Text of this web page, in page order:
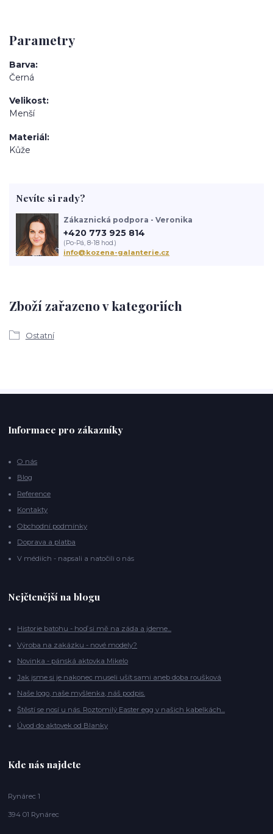
Parametry
Barva
Černá
Velikost
Menší
Materiál
Kůže
Zboží zařazeno v kategoriích
Ostatní
Nevíte si rady?
Zákaznická podpora - Veronika
+420 773 925 814
(Po-Pá, 8-18 hod.)
info@kozena-galanterie.cz
Informace pro zákazníky
O nás
Blog
Reference
Kontakty
Obchodní podmínky
Doprava a platba
V médiích - napsali a natočili o nás
Nejčtenější na blogu
Historie batohu - hoď si mě na záda a jdeme...
Výroba na zakázku - nové modely?
Novinka - pánská aktovka Mikelo
Jak jsme si je nakonec museli ušít sami aneb doba roušková
Naše logo, naše myšlenka, náš podpis.
Štěstí se nosí u nás. Roztomilý Easter egg v našich kabelkách...
Úvod do aktovek od Blanky
Kde nás najdete
Rynárec 1
394 01 Rynárec